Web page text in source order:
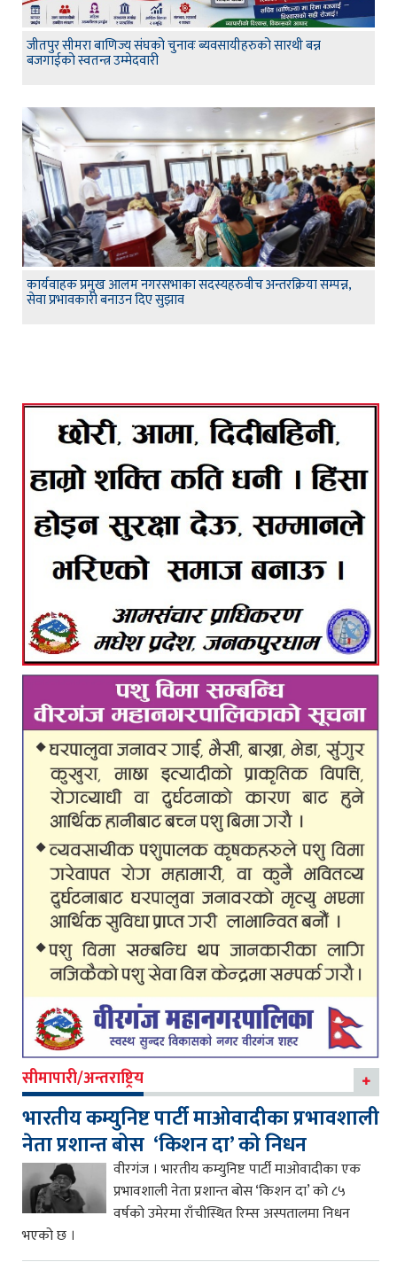
जीतपुर सीमरा बाणिज्य संघको चुनावः ब्यवसायीहरुको सारथी बन्न
बजगाईको स्वतन्त्र उम्मेदवारी
कार्यवाहक प्रमुख आलम नगरसभाका सदस्यहरुवीच अन्तरक्रिया सम्पन्न,
सेवा प्रभावकारी बनाउन दिए सुझाव
सीमापारी/अन्तराष्ट्रिय
भारतीय कम्युनिष्ट पार्टी माओवादीका प्रभावशाली
नेता प्रशान्त बोस ‘किशन दा’ को निधन
वीरगंज । भारतीय कम्युनिष्ट पार्टी माओवादीका एक
प्रभावशाली नेता प्रशान्त बोस ‘किशन दा’ को ८५
वर्षको उमेरमा राँचीस्थित रिम्स अस्पतालमा निधन
भएको छ ।